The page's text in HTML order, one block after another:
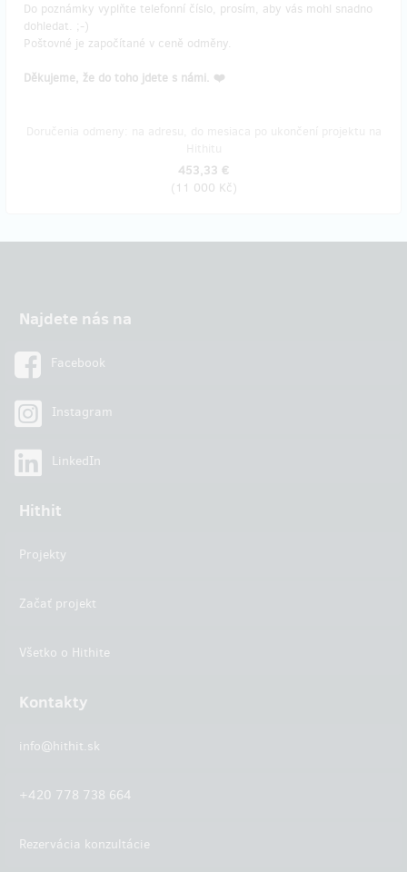
Do poznámky vyplňte telefonní číslo, prosím, aby vás mohl snadno
dohledat. ;-)
Poštovné je započítané v ceně odměny.
Děkujeme, že do toho jdete s námi. ❤️
453,33 €
(11 000 Kč)
Najdete nás na
Facebook
Instagram
LinkedIn
Hithit
Projekty
Začať projekt
Všetko o Hithite
Kontakty
info@hithit.sk
+420 778 738 664
Rezervácia konzultácie